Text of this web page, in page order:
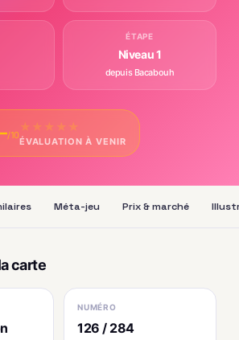
ÉTAPE
Niveau 1
depuis Bacabouh
/10
★ ★ ★ ★ ★
ÉVALUATION À VENIR
Méta-jeu Prix & marché
carte
NUMÉRO
126 / 284